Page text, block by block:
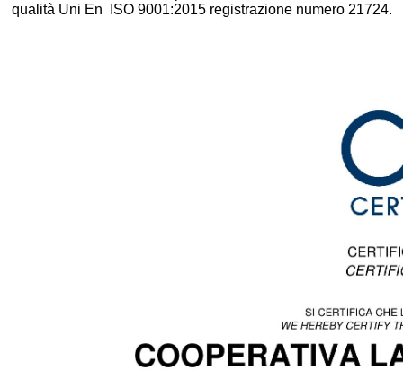
qualità Uni En ISO 9001:2015 registrazione numero 21724.